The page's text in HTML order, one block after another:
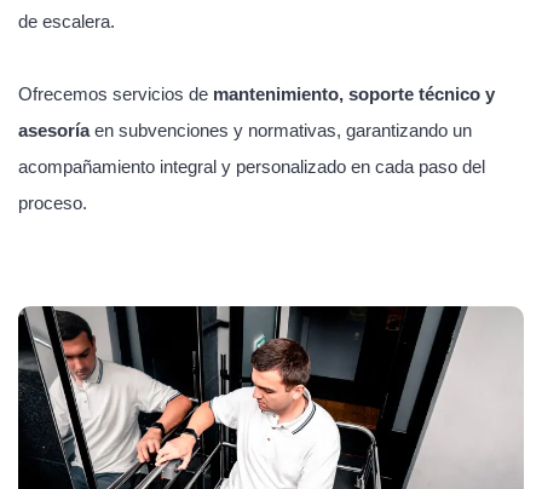
de escalera.
Ofrecemos servicios de mantenimiento, soporte técnico y
asesoríaen subvenciones y normativas, garantizando un
acompañamiento integral y personalizado en cada paso del
proceso.